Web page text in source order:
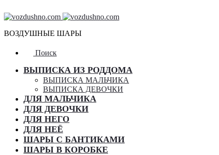
ВОЗДУШНЫЕ ШАРЫ
Поиск
ВЫПИСКА ИЗ РОДДОМА
ВЫПИСКА МАЛЬЧИКА
ВЫПИСКА ДЕВОЧКИ
ДЛЯ МАЛЬЧИКА
ДЛЯ ДЕВОЧКИ
ДЛЯ НЕГО
ДЛЯ НЕЁ
ШАРЫ С БАНТИКАМИ
ШАРЫ В КОРОБКЕ